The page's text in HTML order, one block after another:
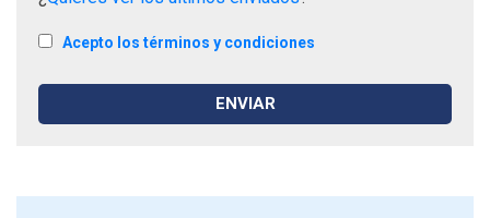
Acepto los términos y condiciones